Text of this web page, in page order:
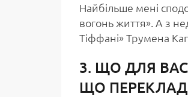
Найбільше мені
вогонь життя». А з
Тіффані» Трумена
3. ЩО ДЛЯ
ЩО ПЕРЕКЛАД